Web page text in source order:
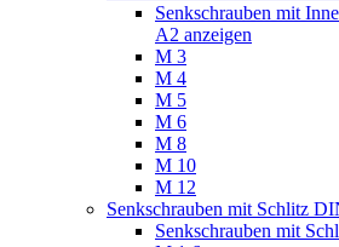
Senkschrauben mit
A2 anzeigen
M 3
M 4
M 5
M 6
M 8
M 10
M 12
Senkschrauben mit Schlitz
Senkschrauben mit